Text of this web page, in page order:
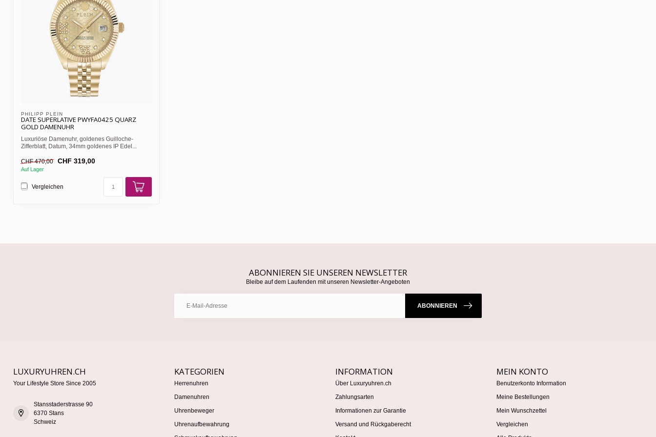
Lieferumfang:
PHILIPP PLEIN
DATE SUPERLATIVE PWYFA0425 QUARZ
GOLD DAMENUHR
Luxuriöse Damenuhr, goldenes Guilloche-
Zifferblatt, Datum, 34mm goldenes IP Edel...
CHF 470,00 CHF 319,00
Auf Lager
Vergleichen
ABONNIEREN SIE UNSEREN NEWSLETTER
Bleibe auf dem Laufenden mit unseren Newsletter-Angeboten
ABONNIEREN
LUXURYUHREN.CH
Your Lifestyle Store Since 2005
Stansstaderstrasse 90
6370 Stans
Schweiz
KATEGORIEN
Herrenuhren
Damenuhren
Uhrenbeweger
Uhrenaufbewahrung
INFORMATION
Über Luxuryuhren.ch
Zahlungsarten
Informationen zur Garantie
Versand und Rückgaberecht
MEIN KONTO
Benutzerkonto Information
Meine Bestellungen
Mein Wunschzettel
Vergleichen